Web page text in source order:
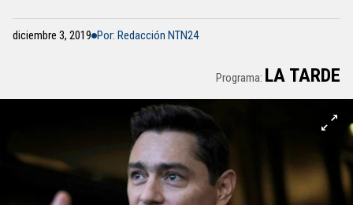
diciembre 3, 2019 Por: Redacción NTN24
Programa: LA TARDE